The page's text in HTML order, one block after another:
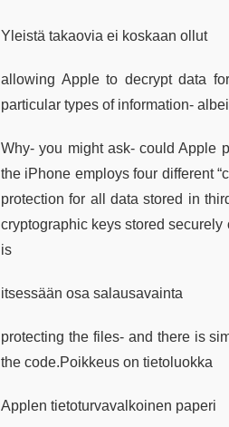
Yleistä takaovia ei koskaan ollut
allowing Apple to decrypt data
particular types of information-
Why- you might ask- could Apple
the iPhone employs four different
protection for all data stored in
cryptographic keys stored securely
is
itsessään osa salausavainta
protecting the files- and there is
the code.Poikkeus on tietoluokka
Applen tietoturvavalkoinen paperi